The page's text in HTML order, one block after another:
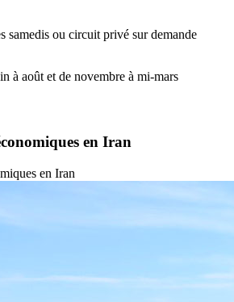
samedis ou circuit privé sur demande
à août et de novembre à mi-mars
en Iran
en Iran